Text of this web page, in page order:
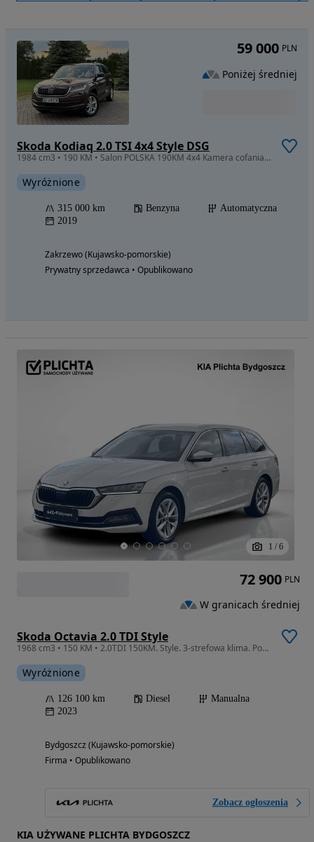
Skoda Kodiaq 2.0 TSI 4x4 Style DSG
1984 cm3 • 190 KM • Salon POLSKA 190KM 4x4 Kamera cofania Full LED Podgrzew. fotele ASO
Wyróżnione
315 000 km Benzyna
Automatyczna
2019
Zakrzewo (Kujawsko-pomorskie)
Prywatny sprzedawca • Opublikowano
59 000 PLN
Poniżej średniej
1 / 6
Skoda Octavia 2.0 TDI Style
1968 cm3 • 150 KM • 2.0TDI 150KM. Style. 3-strefowa klima. Podgrzewane fotele przód i tył.
Wyróżnione
126 100 km Diesel
Manualna
2023
Bydgoszcz (Kujawsko-pomorskie)
Firma • Opublikowano
Zobacz ogłoszenia
KIA UŻYWANE PLICHTA BYDGOSZCZ
72 900 PLN
W granicach średniej